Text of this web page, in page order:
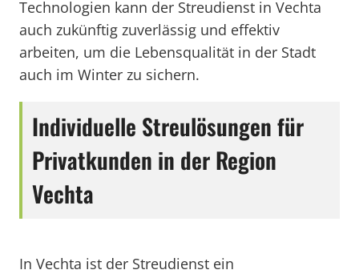
Technologien kann der Streudienst in Vechta
auch zukünftig zuverlässig und effektiv
arbeiten, um die Lebensqualität in der Stadt
auch im Winter zu sichern.
Individuelle Streulösungen für
Privatkunden in der Region
Vechta
In Vechta ist der Streudienst ein